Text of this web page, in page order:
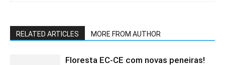
RELATED ARTICLES MORE FROM AUTHOR
Floresta EC-CE com novas peneiras!